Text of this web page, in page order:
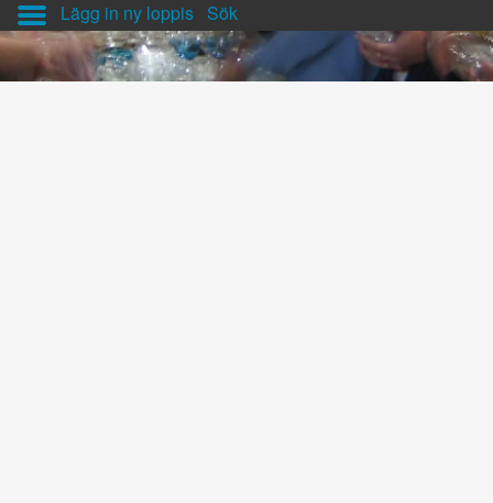
Lägg in ny loppis Sök